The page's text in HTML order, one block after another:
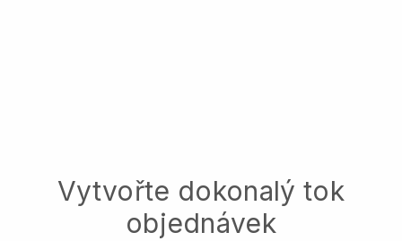
Vytvořte dokonalý tok
objednávek